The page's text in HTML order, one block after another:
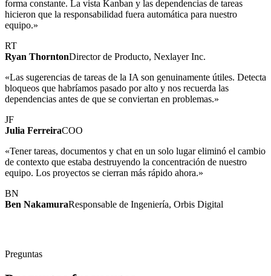
forma constante. La vista Kanban y las dependencias de tareas
hicieron que la responsabilidad fuera automática para nuestro
equipo.»
RT
Ryan ThorntonDirector de Producto, Nexlayer Inc.
«Las sugerencias de tareas de la IA son genuinamente útiles. Detecta
bloqueos que habríamos pasado por alto y nos recuerda las
dependencias antes de que se conviertan en problemas.»
JF
Julia FerreiraCOO
«Tener tareas, documentos y chat en un solo lugar eliminó el cambio
de contexto que estaba destruyendo la concentración de nuestro
equipo. Los proyectos se cierran más rápido ahora.»
BN
Ben NakamuraResponsable de Ingeniería, Orbis Digital
Preguntas